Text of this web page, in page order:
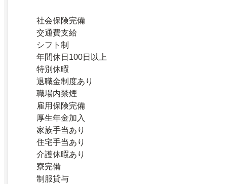
社会保険完備
交通費支給
シフト制
年間休日100日以上
特別休暇
退職金制度あり
職場内禁煙
雇用保険完備
厚生年金加入
家族手当あり
住宅手当あり
介護休暇あり
寮完備
制服貸与